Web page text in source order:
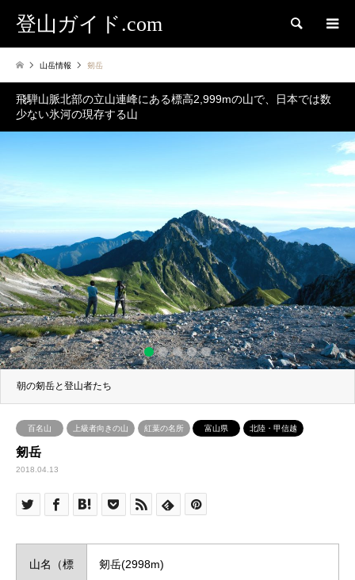
登山ガイド.com 検索
山岳情報 剱岳
飛騨山脈北部の立山連峰にある標高2,999mの山で、日本では数
少ない氷河の現存する山
朝の剱岳と登山者たち
2 3 4 5
百名山 上級者向きの山 紅葉の名所 富山県 北陸・甲信越
剱岳
2018.04.13
山名（標
剱岳(2998m)